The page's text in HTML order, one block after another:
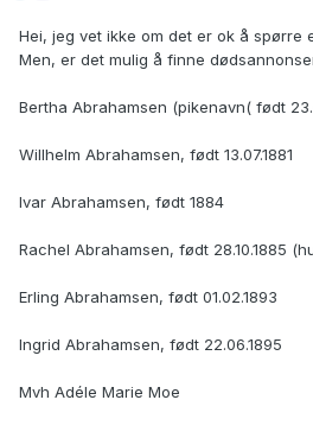
Hei, jeg vet ikke om det er ok å spørre
Men, er det mulig å finne
Bertha Abrahamsen (pikenavn( født
Willhelm Abrahamsen, født 13.07.1881
Ivar Abrahamsen, født 1884
Rachel Abrahamsen, født 28.10.1885
Erling Abrahamsen, født 01.02.1893
Ingrid Abrahamsen, født 22.06.1895
Mvh Adéle Marie Moe